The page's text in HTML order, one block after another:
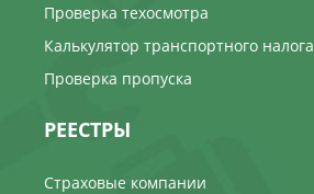
Проверка техосмотра
Калькулятор транспортного налога
Проверка пропуска
РЕЕСТРЫ
Страховые компании